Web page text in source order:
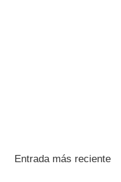
Entrada más reciente